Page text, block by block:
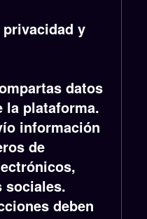
y
datos
la plataforma.
información
de
sociales.
deben